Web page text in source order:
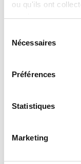
ou qu'ils ont
services.
Nécessaires
Préférences
Statistiques
Marketing